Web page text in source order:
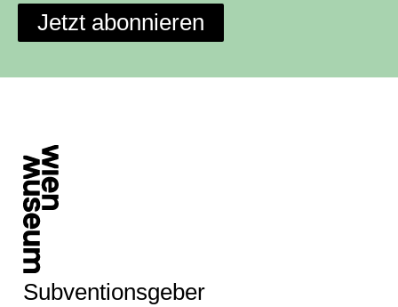
Jetzt abonnieren
Subventionsgeber